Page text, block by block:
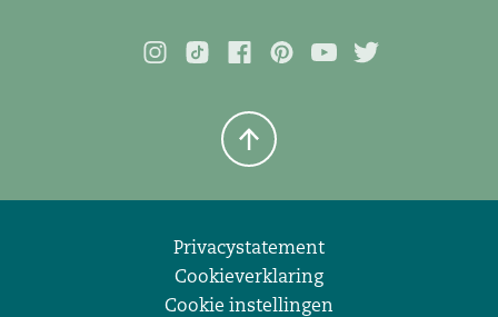
Privacystatement
Cookieverklaring
Cookie instellingen